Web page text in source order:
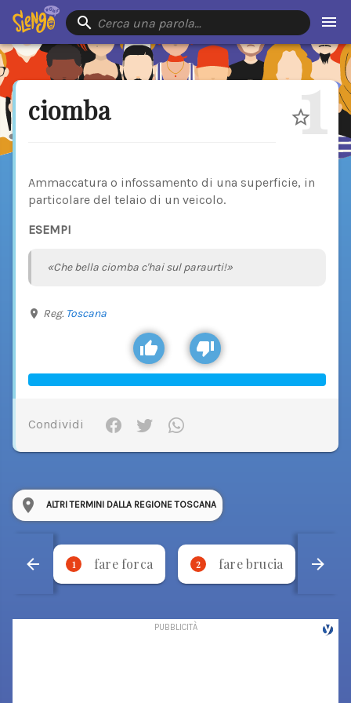
Cerca una parola…
ciomba 1
Ammaccatura o infossamento di una superficie, in
particolare del telaio di un veicolo.
ESEMPI
«Che bella ciomba c'hai sul paraurti!»
Reg. Toscana
Condividi
ALTRI TERMINI DALLA REGIONE TOSCANA
1 fare forca 2 fare brucia